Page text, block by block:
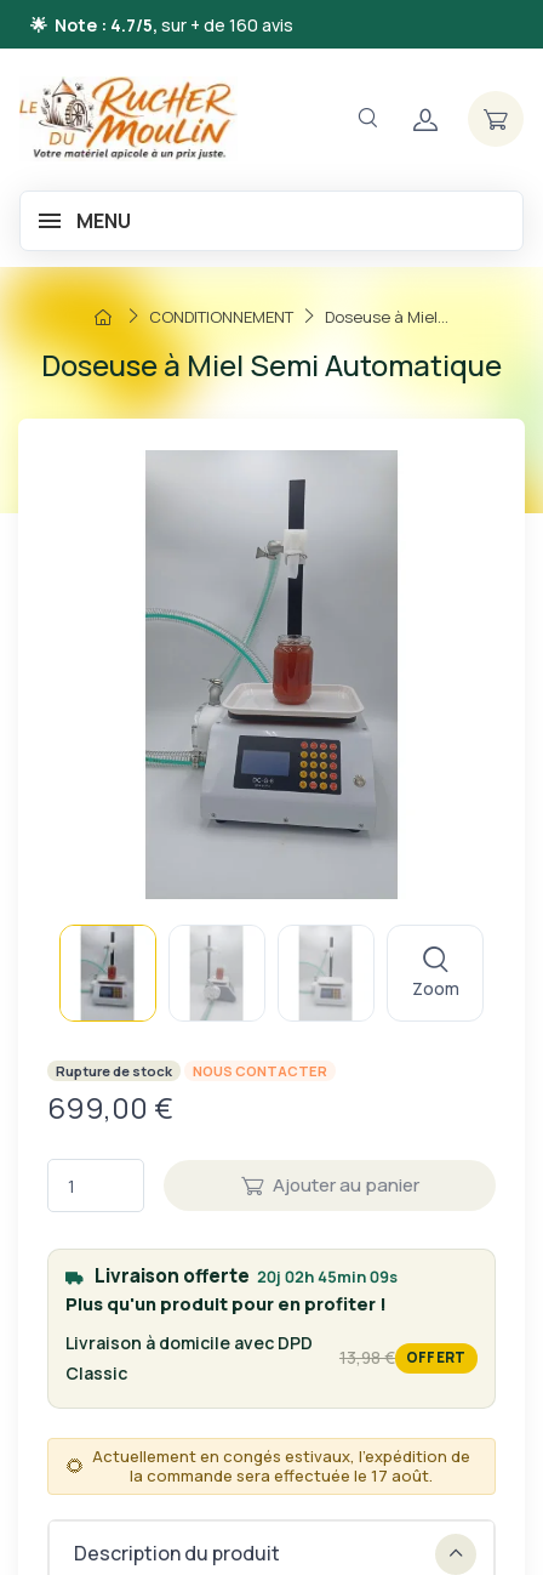
🌟 Note : 4.7/5, sur + de 160 avis
MENU
CONDITIONNEMENT Doseuse à Miel...
Doseuse à Miel Semi Automatique
Zoom
Rupture de stock NOUS CONTACTER
699,00 €
Ajouter au panier
Livraison offerte 20j 02h 45min 09s
Plus qu'un produit pour en profiter !
Livraison à domicile avec DPD
Classic
13,98 €
tarif habituel
OFFERT
🌻 Actuellement en congés estivaux, l'expédition de
la commande sera effectuée le 17 août.
Description du produit